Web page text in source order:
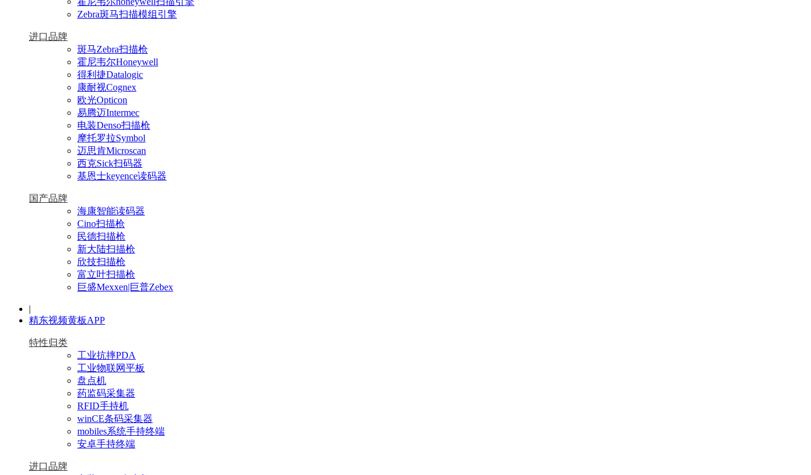
Zebra斑马扫描模组引擎
进口品牌
斑马Zebra扫描枪
霍尼韦尔Honeywell
得利捷Datalogic
康耐视Cognex
欧光Opticon
易腾迈Intermec
电装Denso扫描枪
摩托罗拉Symbol
迈思肯Microscan
西克Sick扫码器
基恩士keyence读码器
国产品牌
海康智能读码器
Cino扫描枪
民德扫描枪
新大陆扫描枪
欣技扫描枪
富立叶扫描枪
巨盛Mexxen|巨普Zebex
|
精东视频黄板APP
特性归类
工业抗摔PDA
工业物联网平板
盘点机
药监码采集器
RFID手持机
winCE条码采集器
mobiles系统手持终端
安卓手持终端
进口品牌